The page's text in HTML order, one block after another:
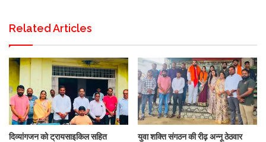
Related Articles
दिव्यांगजन को ट्रायसाइकिल सहित
युवा शक्ति संगठन की रीढ़ अन्नू ठेठवार